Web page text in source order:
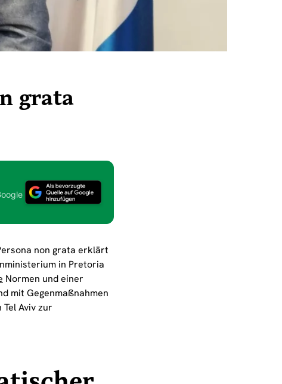
grata
non grata erklärt
in Pretoria
Normen und einer
mit Gegenmaßnahmen
Aviv zur